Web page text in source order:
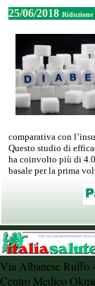
25/06/2018 Riduzione
comparativa con
Questo studio di
ha coinvolto più di
basale per la prima
Via Albanese Ruffo
Centro Medico